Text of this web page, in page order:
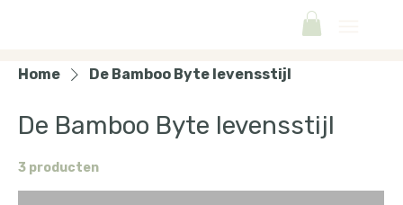
Home De Bamboo Byte levensstijl
De Bamboo Byte levensstijl
3 producten